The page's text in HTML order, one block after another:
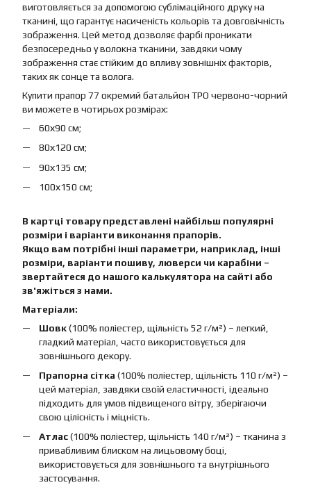
виготовляється за допомогою сублімаційного друку на
тканині, що гарантує насиченість кольорів та довговічність
зображення. Цей метод дозволяє фарбі проникати
безпосередньо у волокна тканини, завдяки чому
зображення стає стійким до впливу зовнішніх факторів,
таких як сонце та волога.
Купити прапор 77 окремий батальйон ТРО червоно-чорний
ви можете в чотирьох розмірах:
60х90 см;
80х120 см;
90х135 см;
100х150 см;
В картці товару представлені найбільш популярні
розміри і варіанти виконання прапорів.
Якщо вам потрібні інші параметри, наприклад, інші
розміри, варіанти пошиву, люверси чи карабіни –
звертайтеся до нашого калькулятора на сайті або
зв'яжіться з нами.
Матеріали:
Шовк(100% поліестер, щільність 52 г/м²) – легкий,
гладкий матеріал, часто використовується для
зовнішнього декору.
Прапорна сітка (100% поліестер, щільність 110 г/м²) –
цей матеріал, завдяки своїй еластичності, ідеально
підходить для умов підвищеного вітру, зберігаючи
свою цілісність і міцність.
Атлас(100% поліестер, щільність 140 г/м²) – тканина з
привабливим блиском на лицьовому боці,
використовується для зовнішнього та внутрішнього
застосування.